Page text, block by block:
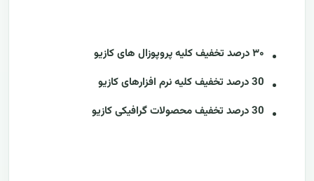
۳۰ درصد تخفیف کلیه پروپوزال های کازیو
30 درصد تخفیف کلیه نرم افزارهای کازیو
30 درصد تخفیف محصولات گرافیکی کازیو